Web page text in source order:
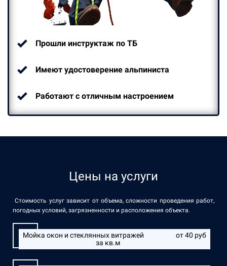
Прошли инструктаж по ТБ
Имеют удостоверение альпиниста
Работают с отличным настроением
Цены на услуги
Стоимость услуг зависит от объема, сложности проведения работ,
погодных условий, загрязненности и расположения объекта.
Мойка окон и стеклянных витражей от 40 руб
за кв.м